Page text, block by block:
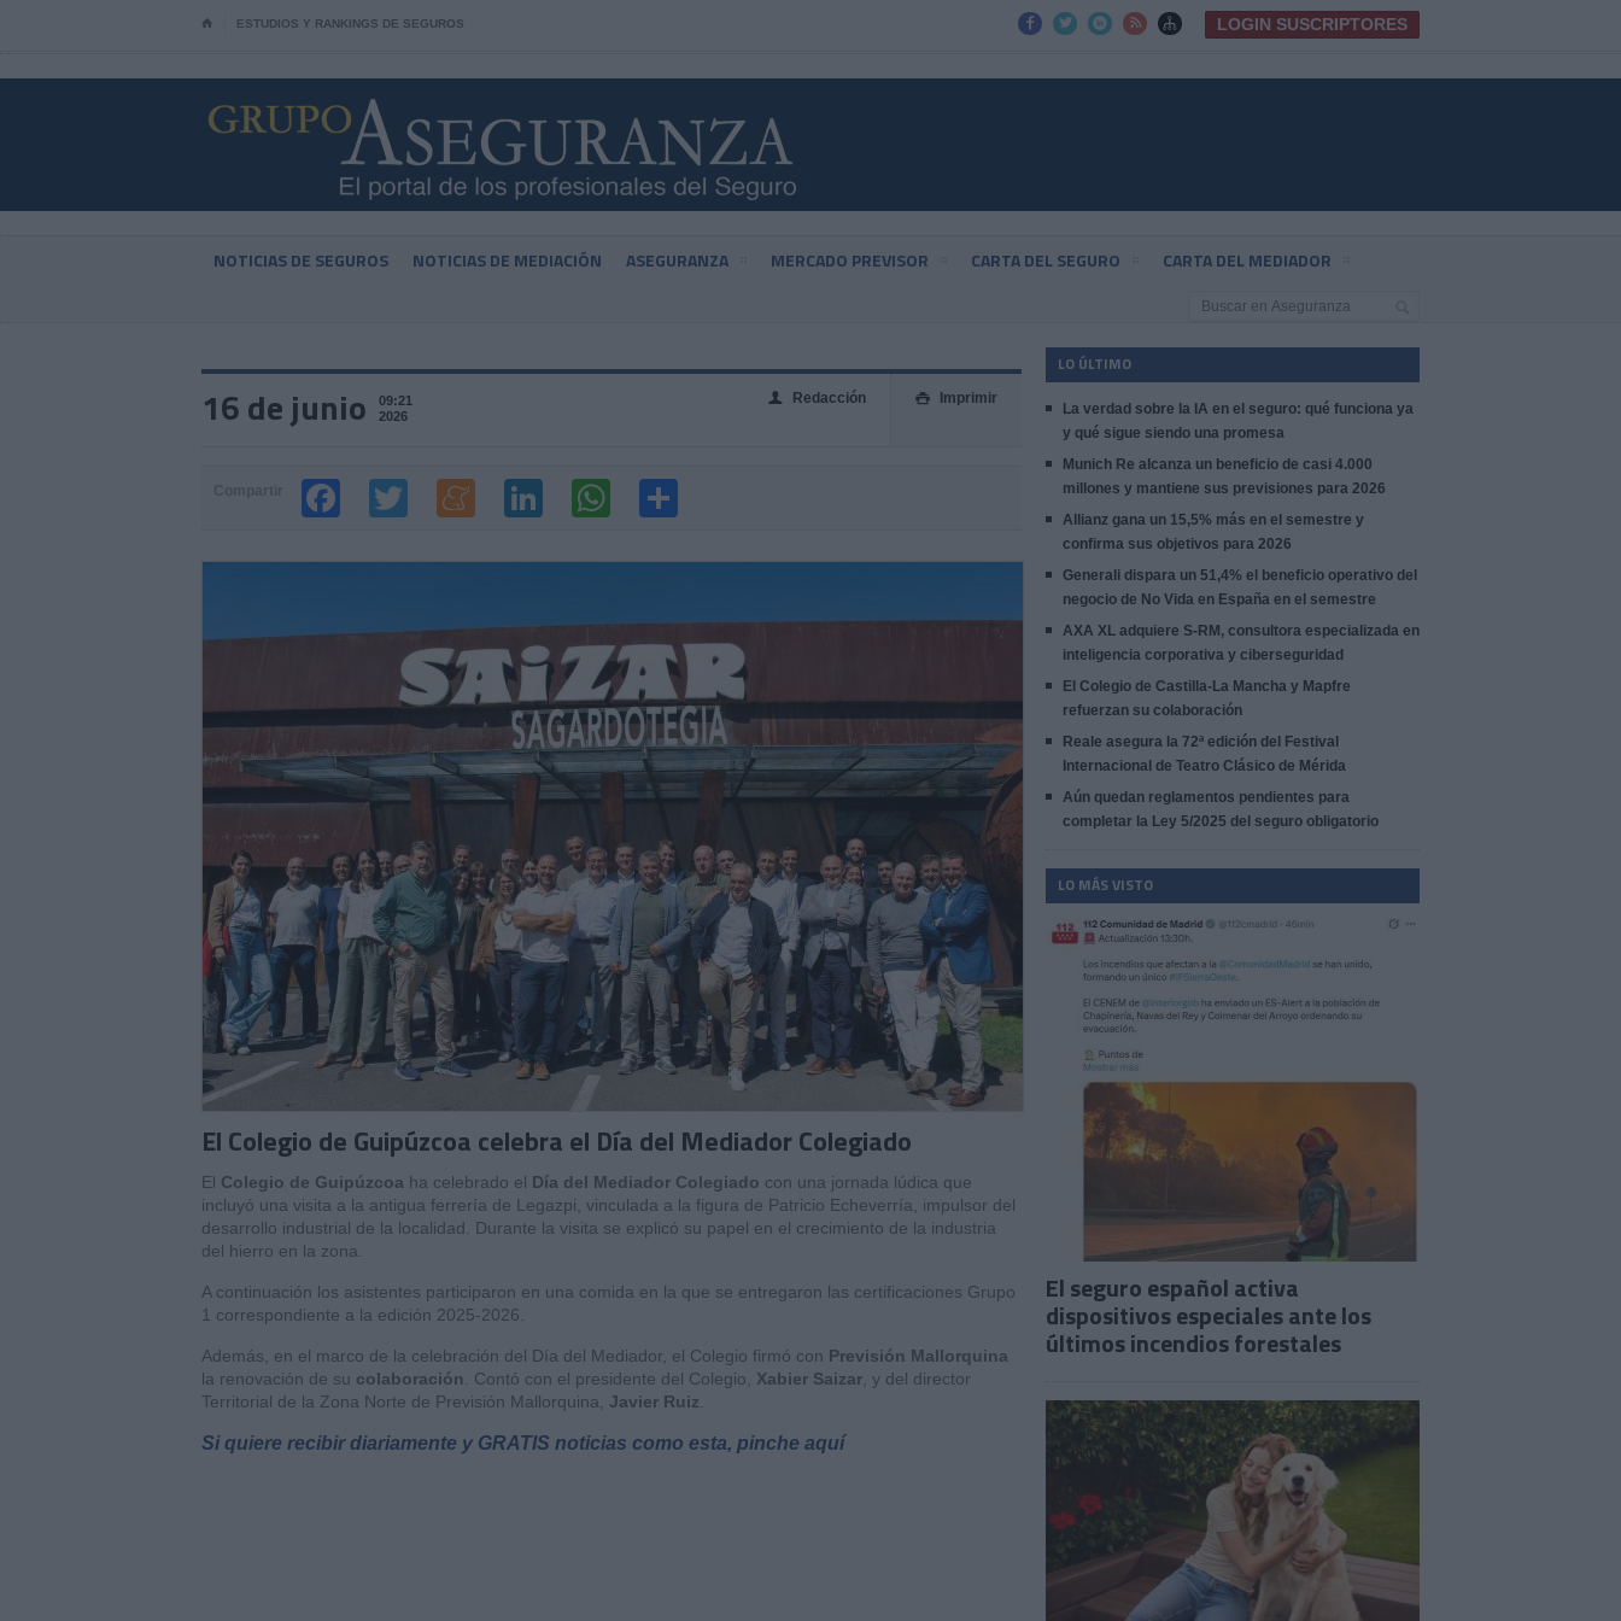
⌂ ESTUDIOS Y RANKINGS DE SEGUROS      LOGIN SUSCRIPTORES
NOTICIAS DE SEGUROS NOTICIAS DE MEDIACIÓN ASEGURANZA MERCADO PREVISOR CARTA DEL SEGURO CARTA DEL MEDIADOR
16 de junio
09:21
2026
 Imprimir
👤 Redacción
El Colegio de Guipúzcoa celebra el Día del Mediador Colegiado
El Colegio de Guipúzcoa ha celebrado el Día del Mediador Colegiado con una jornada lúdica que
incluyó una visita a la antigua ferrería de Legazpi, vinculada a la figura de Patricio Echeverría, impulsor del
desarrollo industrial de la localidad. Durante la visita se explicó su papel en el crecimiento de la industria
del hierro en la zona.
A continuación los asistentes participaron en una comida en la que se entregaron las certificaciones Grupo
1 correspondiente a la edición 2025-2026.
Además, en el marco de la celebración del Día del Mediador, el Colegio firmó con Previsión Mallorquina
la renovación de su colaboración . Contó con el presidente del Colegio, Xabier Saizar , y del director
Territorial de la Zona Norte de Previsión Mallorquina, Javier Ruiz
Si quiere recibir diariamente y GRATIS noticias como esta, pinche aquí
LO ÚLTIMO
La verdad sobre la IA en el seguro: qué funciona ya
y qué sigue siendo una promesa
Munich Re alcanza un beneficio de casi 4.000
millones y mantiene sus previsiones para 2026
Allianz gana un 15,5% más en el semestre y
confirma sus objetivos para 2026
Generali dispara un 51,4% el beneficio operativo del
negocio de No Vida en España en el semestre
AXA XL adquiere S-RM, consultora especializada en
inteligencia corporativa y ciberseguridad
El Colegio de Castilla-La Mancha y Mapfre
refuerzan su colaboración
Reale asegura la 72ª edición del Festival
Internacional de Teatro Clásico de Mérida
Aún quedan reglamentos pendientes para
completar la Ley 5/2025 del seguro obligatorio
LO MÁS VISTO
El seguro español activa
dispositivos especiales ante los
últimos incendios forestales